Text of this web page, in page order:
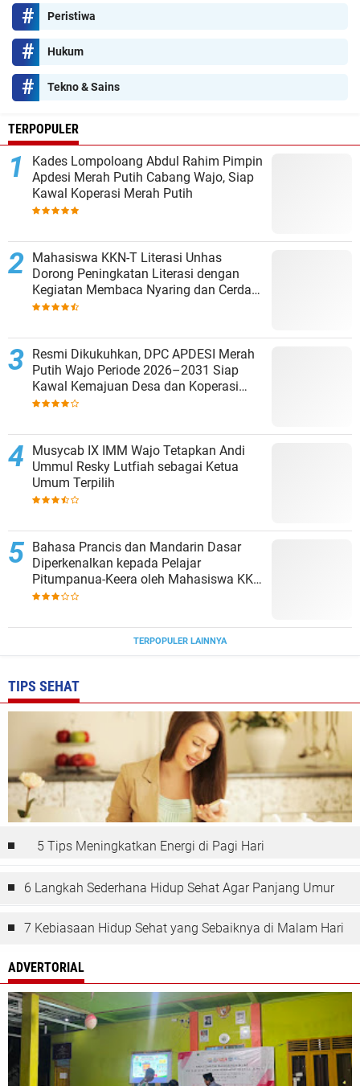
Peristiwa
Hukum
Tekno & Sains
TERPOPULER
Kades Lompoloang Abdul Rahim Pimpin
Apdesi Merah Putih Cabang Wajo, Siap
Kawal Koperasi Merah Putih
Mahasiswa KKN-T Literasi Unhas
Dorong Peningkatan Literasi dengan
Kegiatan Membaca Nyaring dan Cerdas
Mengulas Buku di UPT SDN 66 Kajang
Resmi Dikukuhkan, DPC APDESI Merah
Putih Wajo Periode 2026–2031 Siap
Kawal Kemajuan Desa dan Koperasi
Merah Putih
Musycab IX IMM Wajo Tetapkan Andi
Ummul Resky Lutfiah sebagai Ketua
Umum Terpilih
Bahasa Prancis dan Mandarin Dasar
Diperkenalkan kepada Pelajar
Pitumpanua-Keera oleh Mahasiswa KKN
Unhas di Wajo
TERPOPULER LAINNYA
TIPS SEHAT
5 Tips Meningkatkan Energi di Pagi Hari
6 Langkah Sederhana Hidup Sehat Agar Panjang Umur
7 Kebiasaan Hidup Sehat yang Sebaiknya di Malam Hari
ADVERTORIAL